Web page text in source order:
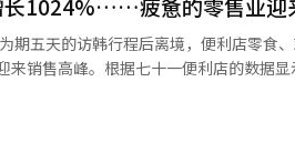
脆弱。 教育专家建议，为结束这种财政冲突，不应
而应建立地方政府与教育局平等出资的'
府的富余资金共同匹配，灵活地用于整
全面中断的经济波动脆弱性，急需立法
要把我高中时在电视上看到的那种样子
有想过要做舞蹈歌手，但我还是想要把
要把第一代偶像前辈的感觉融入其中。
，尤其是李孝利前辈。她在电影
编辑。
业协会提到，多个加盟商组织的成立可
表示：“加盟商应获得实质性的协商机会，
期五天的访韩行程后离境，便利店零食
来销售高峰。根据七十一便利店的数据
日的销售额较上周同日增长了1024%。